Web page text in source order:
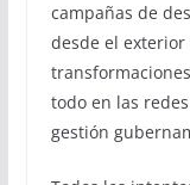
campañas de
desde el
todo en las
gestión